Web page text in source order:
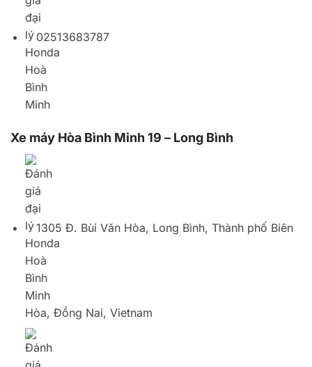
1305 Đ. Bùi Văn Hòa, Long Bình, Thành phố Biên
Hòa, Đồng Nai, Vietnam
02513683986
Xe máy Hòa Bình Minh 13 – Tam Hiệp